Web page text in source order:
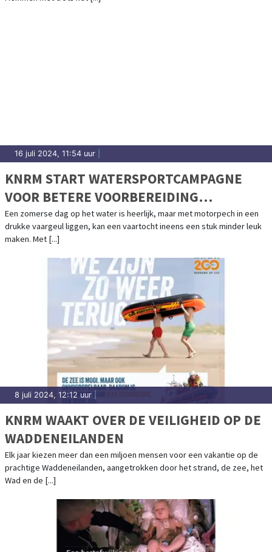
16 juli 2024, 11:54 uur
KNRM START WATERSPORTCAMPAGNE
VOOR BETERE VOORBEREIDING
WATERSPORTERS: IEDEREEN VEILIG HET
WATER OP!
Een zomerse dag op het water is heerlijk, maar met motorpech in een
drukke vaargeul liggen, kan een vaartocht ineens een stuk minder leuk
maken. Met [...]
8 juli 2024, 12:12 uur
KNRM WAAKT OVER DE VEILIGHEID OP DE
WADDENEILANDEN
Elk jaar kiezen meer dan een miljoen mensen voor een vakantie op de
prachtige Waddeneilanden, aangetrokken door het strand, de zee, het
Wad en de [...]